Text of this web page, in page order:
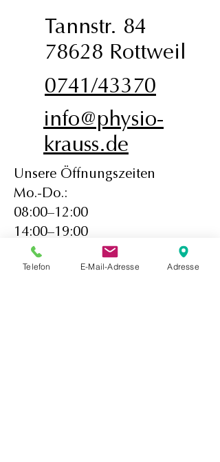
Tannstr. 84
78628 Rottweil
0741/43370
info@physio-
krauss.de
Unsere Öffnungszeiten
Mo.-Do.:
08:00–12:00
14:00–19:00
Fr: 8:00-12:00
Sa,So: geschlossen
Telefon E-Mail-Adresse Adresse